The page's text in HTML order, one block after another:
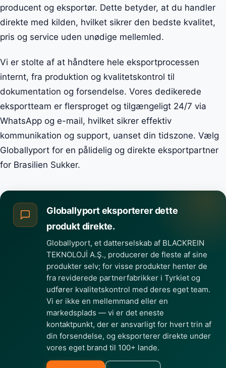
producent og eksportør. Dette betyder, at du handler
direkte med kilden, hvilket sikrer den bedste kvalitet,
pris og service uden unødige mellemled.
Vi er stolte af at håndtere hele eksportprocessen
internt, fra produktion og kvalitetskontrol til
dokumentation og forsendelse. Vores dedikerede
eksportteam er flersproget og tilgængeligt 24/7 via
WhatsApp og e-mail, hvilket sikrer effektiv
kommunikation og support, uanset din tidszone. Vælg
Globallyport for en pålidelig og direkte eksportpartner
for Brasilien Sukker.
Globallyport eksporterer dette
produkt direkte.
Globallyport, et datterselskab af BLACKREIN
TEKNOLOJİ A.Ş., producerer de fleste af sine
produkter selv; for visse produkter henter de
fra reviderede partnerfabrikker i Tyrkiet og
udfører kvalitetskontrol med deres eget team.
Vi er ikke en mellemmand eller en
markedsplads — vi er det eneste
kontaktpunkt, der er ansvarligt for hvert trin af
din forsendelse, og eksporterer direkte under
vores eget brand til 100+ lande.